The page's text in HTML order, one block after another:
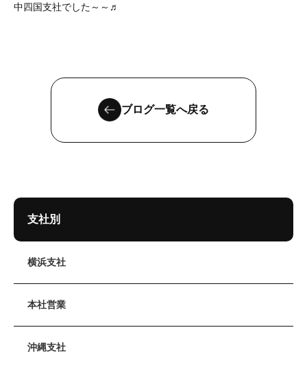
中四国支社でした～～♬
ブログ一覧へ戻る
支社別
横浜支社
本社営業
沖縄支社